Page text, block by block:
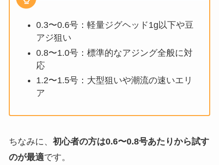
0.3〜0.6号：軽量ジグヘッド1g以下や豆
アジ狙い
0.8〜1.0号：標準的なアジング全般に対
応
1.2〜1.5号：大型狙いや潮流の速いエリ
ア
ちなみに、 初心者の方は0.6〜0.8号あたりから試す
のが最適です。